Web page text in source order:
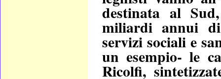
destinata al
miliardi annui di
servizi sociali e
un esempio- le
Ricolfi,